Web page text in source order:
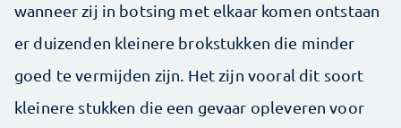
wanneer zij in botsing met elkaar komen ontstaan
er duizenden kleinere brokstukken die minder
goed te vermijden zijn. Het zijn vooral dit soort
kleinere stukken die een gevaar opleveren voor